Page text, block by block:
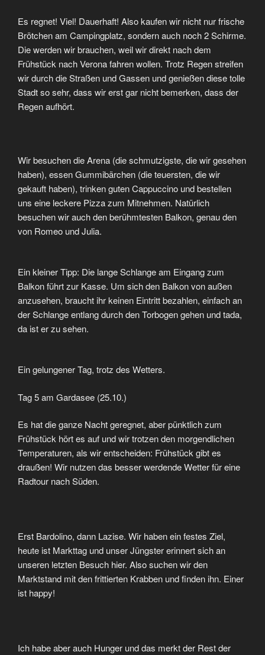
Es regnet! Viel! Dauerhaft! Also kaufen wir nicht nur frische
Brötchen am Campingplatz, sondern auch noch 2 Schirme.
Die werden wir brauchen, weil wir direkt nach dem
Frühstück nach Verona fahren wollen. Trotz Regen streifen
wir durch die Straßen und Gassen und genießen diese tolle
Stadt so sehr, dass wir erst gar nicht bemerken, dass der
Regen aufhört.
Wir besuchen die Arena (die schmutzigste, die wir gesehen
haben), essen Gummibärchen (die teuersten, die wir
gekauft haben), trinken guten Cappuccino und bestellen
uns eine leckere Pizza zum Mitnehmen. Natürlich
besuchen wir auch den berühmtesten Balkon, genau den
von Romeo und Julia.
Ein kleiner Tipp: Die lange Schlange am Eingang zum
Balkon führt zur Kasse. Um sich den Balkon von außen
anzusehen, braucht ihr keinen Eintritt bezahlen, einfach an
der Schlange entlang durch den Torbogen gehen und tada,
da ist er zu sehen.
Ein gelungener Tag, trotz des Wetters.
Tag 5 am Gardasee (25.10.)
Es hat die ganze Nacht geregnet, aber pünktlich zum
Frühstück hört es auf und wir trotzen den morgendlichen
Temperaturen, als wir entscheiden: Frühstück gibt es
draußen! Wir nutzen das besser werdende Wetter für eine
Radtour nach Süden.
Erst Bardolino, dann Lazise. Wir haben ein festes Ziel,
heute ist Markttag und unser Jüngster erinnert sich an
unseren letzten Besuch hier. Also suchen wir den
Marktstand mit den frittierten Krabben und finden ihn. Einer
ist happy!
Ich habe aber auch Hunger und das merkt der Rest der